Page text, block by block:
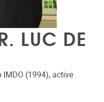
LUC DE
IMDO (1994), active